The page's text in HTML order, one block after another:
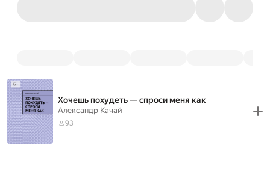
Хочешь похудеть — спроси меня как
Александр Качай
93